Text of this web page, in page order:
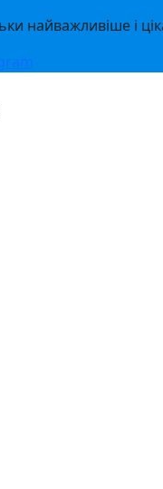
найважливіше і